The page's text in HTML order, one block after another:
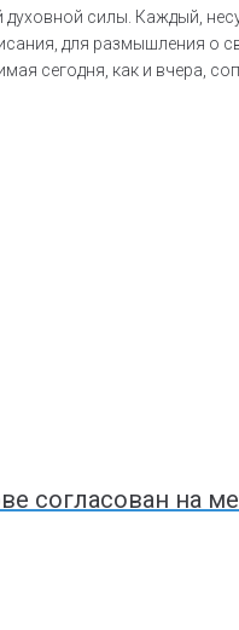
силы. Каждый,
для размышления о
сегодня, как и вчера,
согласован на